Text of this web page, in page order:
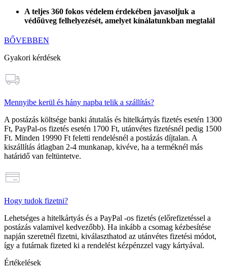
A teljes 360 fokos védelem érdekében javasoljuk a
védőüveg felhelyezését, amelyet kínálatunkban megtalál
BŐVEBBEN
Gyakori kérdések
Mennyibe kerül és hány napba telik a szállítás?
A postázás költsége banki átutalás és hitelkártyás fizetés esetén 1300
Ft, PayPal-os fizetés esetén 1700 Ft, utánvétes fizetésnél pedig 1500
Ft. Minden 19990 Ft feletti rendelésnél a postázás díjtalan. A
kiszállítás átlagban 2-4 munkanap, kivéve, ha a terméknél más
határidő van feltüntetve.
Hogy tudok fizetni?
Lehetséges a hitelkártyás és a PayPal -os fizetés (előrefizetéssel a
postázás valamivel kedvezőbb). Ha inkább a csomag kézbesítése
napján szeretnél fizetni, kiválaszthatod az utánvétes fizetési módot,
így a futárnak fizeted ki a rendelést kézpénzzel vagy kártyával.
Értékelések